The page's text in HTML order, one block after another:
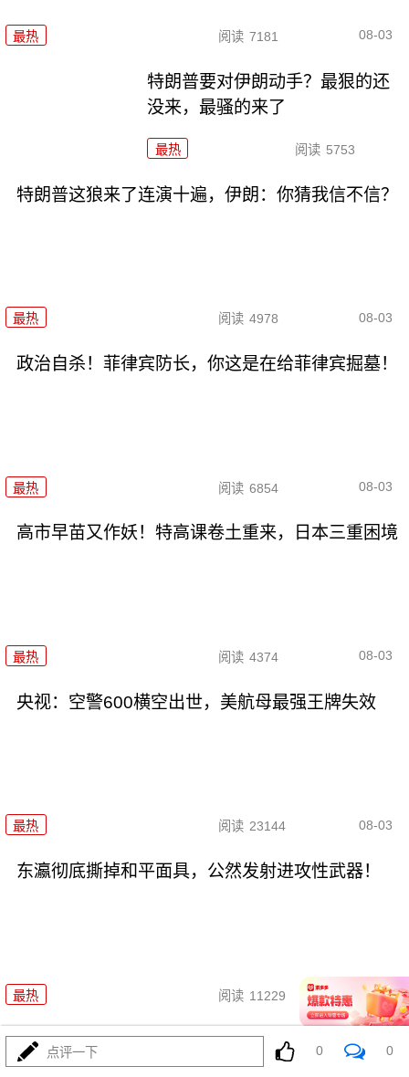
最热 阅读 7181 08-03
特朗普要对伊朗动手？最狠的还
没来，最骚的来了
最热 阅读 5753
特朗普这狼来了连演十遍，伊朗：你猜我信不信？
最热 阅读 4978 08-03
政治自杀！菲律宾防长，你这是在给菲律宾掘墓！
最热 阅读 6854 08-03
高市早苗又作妖！特高课卷土重来，日本三重困境
最热 阅读 4374 08-03
央视：空警600横空出世，美航母最强王牌失效
最热 阅读 23144 08-03
东瀛彻底撕掉和平面具，公然发射进攻性武器！
最热 阅读 11229 08-03
美利坚资源收割局：特朗普为何
对乌稀土\"摊牌\"
点评一下 0 0